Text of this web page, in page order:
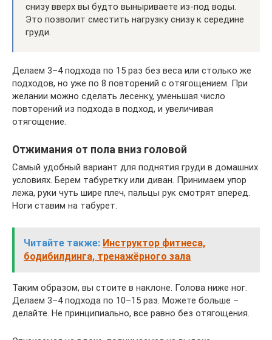
снизу вверх вы будто выныриваете из-под воды.
Это позволит сместить нагрузку снизу к середине
груди.
Делаем 3–4 подхода по 15 раз без веса или столько же
подходов, но уже по 8 повторений с отягощением. При
желании можно сделать лесенку, уменьшая число
повторений из подхода в подход, и увеличивая
отягощение.
Отжимания от пола вниз головой
Самый удобный вариант для поднятия груди в домашних
условиях. Берем табуретку или диван. Принимаем упор
лежа, руки чуть шире плеч, пальцы рук смотрят вперед.
Ноги ставим на табурет.
Читайте также: Инструктор фитнеса,
бодибилдинга, тренажёрного зала
Таким образом, вы стоите в наклоне. Голова ниже ног.
Делаем 3–4 подхода по 10–15 раз. Можете больше –
делайте. Не принципиально, все равно без отягощения.